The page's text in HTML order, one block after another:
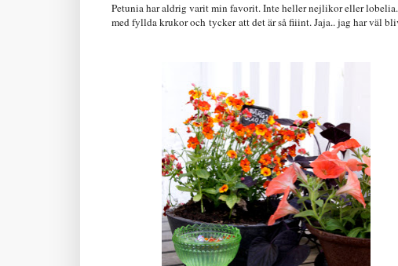
Petunia har aldrig varit min favorit. Inte heller nejlikor eller
med fyllda krukor och tycker att det är så fiiint. Jaja.. jag har väl